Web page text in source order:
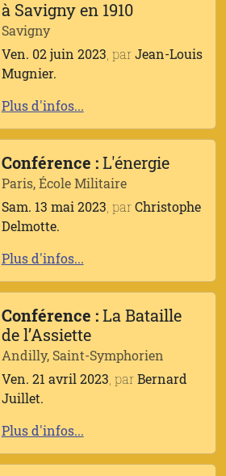
à Savigny en 1910
Savigny
Ven. 02 juin 2023 , parJean-Louis
Mugnier.
Plus d'infos...
Conférence :L'énergie
Paris, École Militaire
Sam. 13 mai 2023 , parChristophe
Delmotte.
Plus d'infos...
Conférence :La Bataille
de l’Assiette
Andilly, Saint-Symphorien
Ven. 21 avril 2023 , parBernard
Juillet.
Plus d'infos...